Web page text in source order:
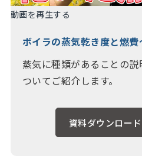
動画を再生する
ボイラの蒸気乾き度と燃
蒸気に種類があることの
ついてご紹介します。
資料ダウンロー